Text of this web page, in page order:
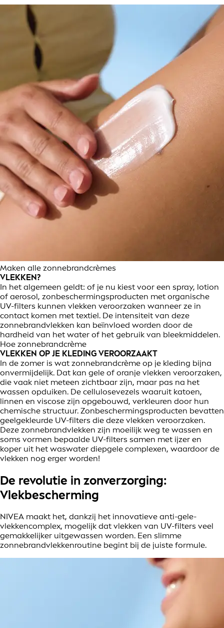
Maken alle zonnebrandcrèmes
VLEKKEN?
In het algemeen geldt: of je nu kiest voor een spray, lotion
of aerosol, zonbeschermingsproducten met organische
UV-filters kunnen vlekken veroorzaken wanneer ze in
contact komen met textiel. De intensiteit van deze
zonnebrandvlekken kan beïnvloed worden door de
hardheid van het water of het gebruik van bleekmiddelen.
Hoe zonnebrandcrème
VLEKKEN OP JE KLEDING VEROORZAAKT
In de zomer is wat zonnebrandcrème op je kleding bijna
onvermijdelijk. Dat kan gele of oranje vlekken veroorzaken,
die vaak niet meteen zichtbaar zijn, maar pas na het
wassen opduiken. De cellulosevezels waaruit katoen,
linnen en viscose zijn opgebouwd, verkleuren door hun
chemische structuur. Zonbeschermingsproducten bevatten
geelgekleurde UV-filters die deze vlekken veroorzaken.
Deze zonnebrandvlekken zijn moeilijk weg te wassen en
soms vormen bepaalde UV-filters samen met ijzer en
koper uit het waswater diepgele complexen, waardoor de
vlekken nog erger worden!
De revolutie in zonverzorging:
Vlekbescherming
NIVEA maakt het, dankzij het innovatieve anti-gele-
vlekkencomplex, mogelijk dat vlekken van UV-filters veel
gemakkelijker uitgewassen worden. Een slimme
zonnebrandvlekkenroutine begint bij de juiste formule.